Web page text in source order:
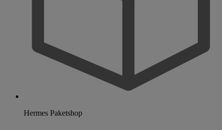
Hermes Paketshop